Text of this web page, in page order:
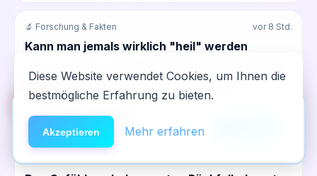
🔬 Forschung & Fakten vor 8 Std.
Kann man jemals wirklich "heil" werden
all die Artikel, die ich früher als Journalist über
Gesundheit...
Von dritteReihe
🆘Hilfe
NeelixberliN auf dem Homescreen —
wie eine echte App.
Diese Website verwendet Cookies, um Ihnen die
bestmögliche Erfahrung zu bieten.
Akzeptieren Mehr erfahren